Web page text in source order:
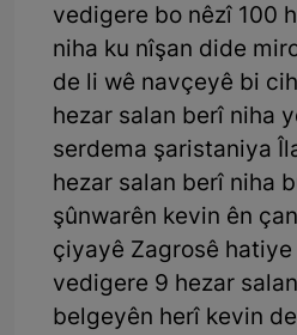
vedigere bo nêzî 100
niha ku nîşan dide
de li wê navçeyê bi
hezar salan berî niha
serdema şaristaniya
hezar salan berî niha
şûnwarên kevin ên
çiyayê Zagrosê
vedigere 9 hezar
belgeyên herî kevin